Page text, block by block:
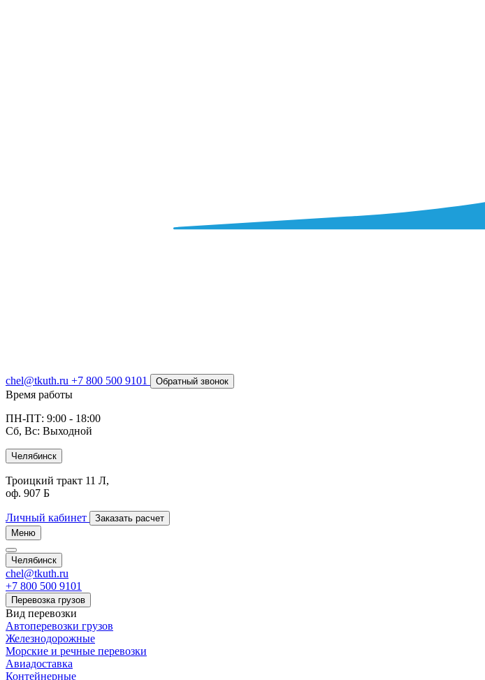
chel@tkuth.ru +7 800 500 9101 Обратный звонок
Время работы
ПН-ПТ: 9:00 - 18:00
Сб, Вс: Выходной
Челябинск
Троицкий тракт 11 Л,
оф. 907 Б
Личный кабинет
Заказать расчет
Меню
Челябинск
chel@tkuth.ru
+7 800 500 9101
Перевозка грузов
Вид перевозки
Автоперевозки грузов
Железнодорожные
Морские и речные перевозки
Авиадоставка
Контейнерные